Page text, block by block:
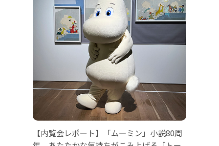
【内覧会レポート】「ムーミン」小説80周